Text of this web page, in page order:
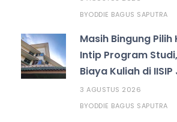
BYODDIE BAGUS SAPUTRA
Masih Bingung Pilih
Intip Program
Biaya Kuliah di
3 AGUSTUS 2026
BYODDIE BAGUS SAPUTRA